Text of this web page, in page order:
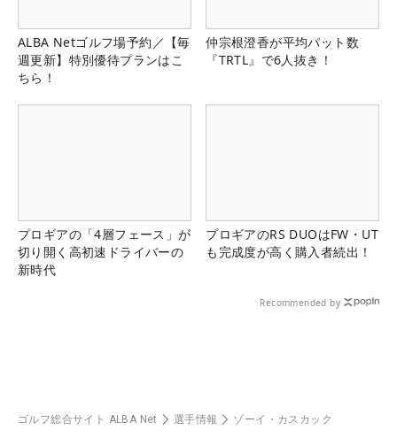
ALBA Netゴルフ場予約／【毎
週更新】特別優待プランはこ
ちら！
仲宗根澄香が平均パット数
『TRTL』で6人抜き！
プロギアの「4層フェース」が
切り開く高初速ドライバーの
新時代
プロギアのRS DUOはFW・UT
も完成度が高く購入者続出！
Recommended by
ゴルフ総合サイト ALBA Net 選手情報 ゾーイ・カスカック